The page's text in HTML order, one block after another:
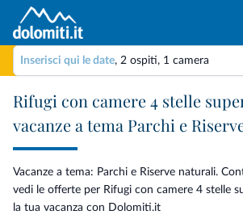
Inserisci qui le date, 2 ospiti, 1 camera
Rifugi con camere 4 stelle
vacanze a tema Parchi e
Vacanze a tema: Parchi e Riserve naturali.
vedi le offerte per Rifugi con camere 4 stelle
la tua vacanza con Dolomiti.it